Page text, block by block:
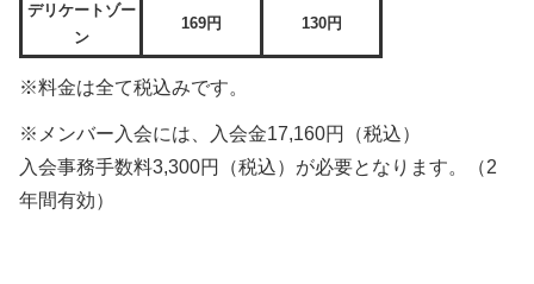
デリケートゾー
ン
169円 130円
※料金は全て税込みです。
※メンバー入会には、入会金17,160円（税込）
入会事務手数料3,300円（税込）が必要となります。（2
年間有効）